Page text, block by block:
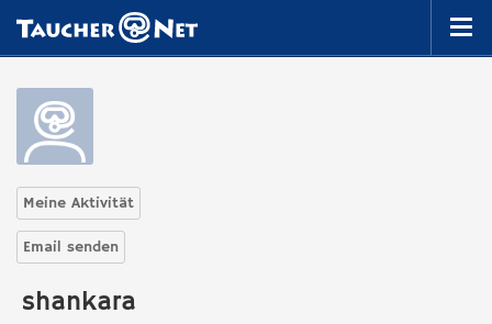
Meine Aktivität
Email senden
shankara